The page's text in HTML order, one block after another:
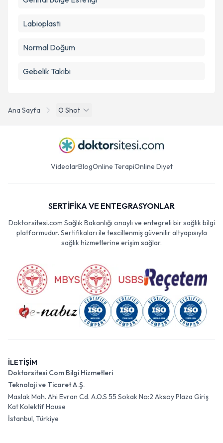
Ana Sayfa O Shot
Labioplasti
Normal Doğum
Gebelik Takibi
VideolarBlogOnline TerapiOnline Diyet
SERTİFİKA VE ENTEGRASYONLAR
Doktorsitesi.com Sağlık Bakanlığı onaylı ve entegreli bir sağlık bilgi
platformudur. Sertifikaları ile tescillenmiş güvenilir altyapısıyla
sağlık hizmetlerine erişim sağlar.
İLETİŞİM
Doktorsitesi Com Bilgi Hizmetleri
Teknoloji ve Ticaret A.Ş.
Maslak Mah. Ahi Evran Cd. A.O.S 55 Sokak No:2 Aksoy Plaza Giriş
Kat Kolektif House
İstanbul, Türkiye